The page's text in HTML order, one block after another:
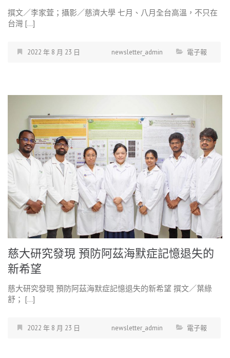
撰文／李家萓；攝影／慈濟大學 七月、八月全台高溫，不只在
台灣 […]
2022 年 8 月 23 日 newsletter_admin 電子報
慈大研究發現 預防阿茲海默症記憶退失的
新希望
慈大研究發現 預防阿茲海默症記憶退失的新希望 撰文／葉綠
舒； […]
2022 年 8 月 23 日 newsletter_admin 電子報